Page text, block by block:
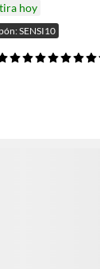
hoy
SENSI10